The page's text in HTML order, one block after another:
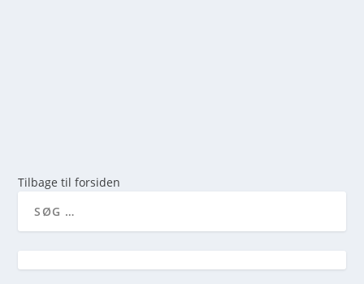
Tilbage til forsiden